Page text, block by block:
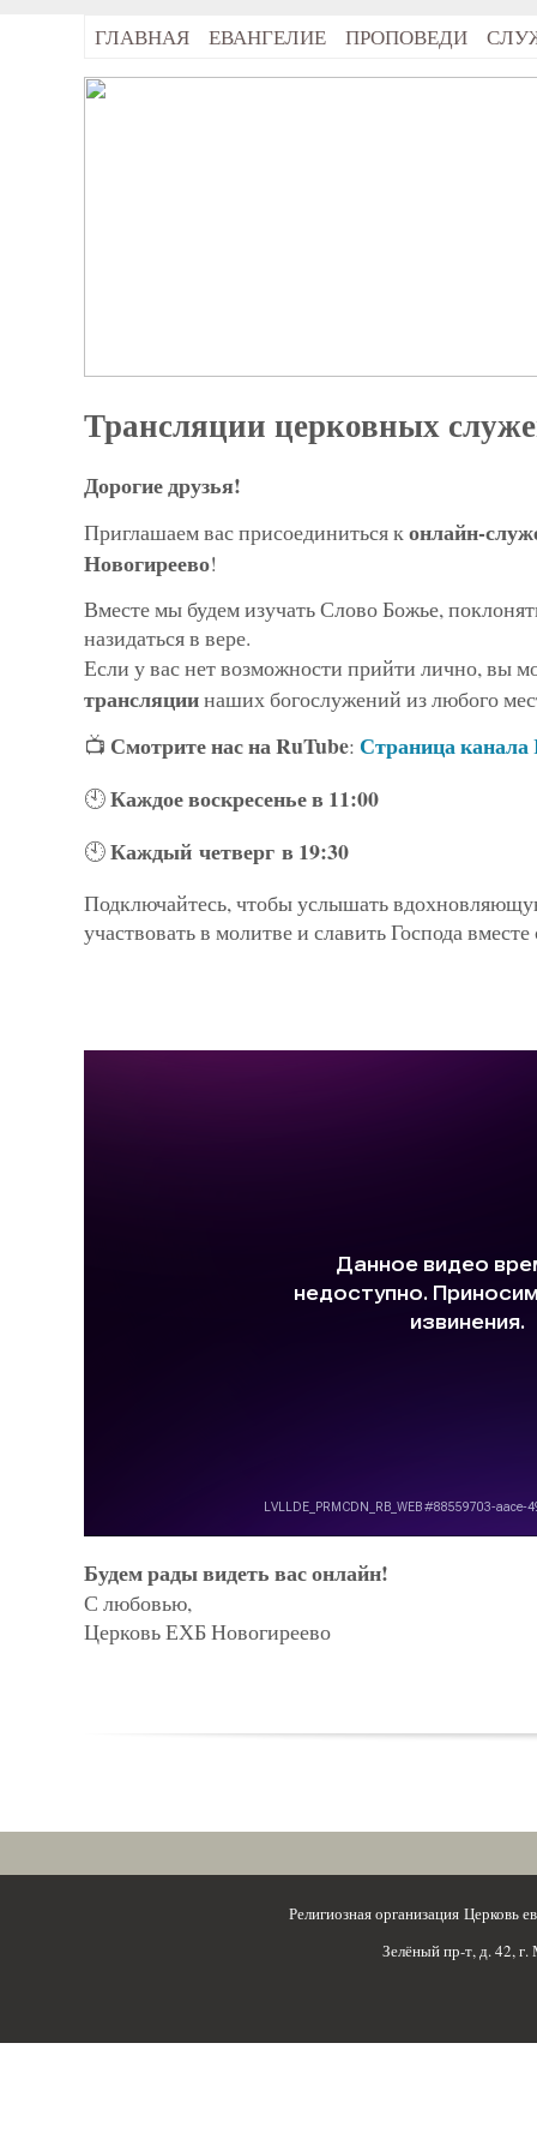
ГЛАВНАЯ ЕВАНГЕЛИЕ ПРОПОВЕДИ
Трансляции церковных
Дорогие друзья!
Приглашаем вас присоединиться конлайн-
Новогиреево!
Вместе мы будем изучать Слово Божье,
назидаться в вере.
Если у вас нет возможности прийти лично, вы
трансляциинаших богослужений из любого
📺 Смотрите нас на RuTube: Страница канала
🕙Каждое воскресенье в 11:00
🕙Каждый четверг в 19:30
Подключайтесь, чтобы услышать
участвовать в молитве и славить Господа
Будем рады видеть вас онлайн!
С любовью,
Церковь ЕХБ Новогиреево
Религиозная организация
Зелёный пр-т, д. 42,